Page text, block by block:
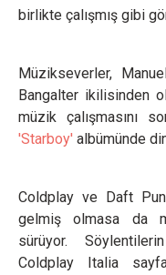
birlikte çalışmış gibi
Müzikseverler,
Bangalter ikilisinden
müzik çalışmasını
'Starboy' albümünde
Coldplay ve Daft
gelmiş olmasa da
sürüyor.
Coldplay Italia